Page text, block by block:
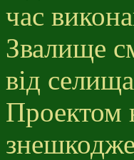
час
Звалище
від
Проектом